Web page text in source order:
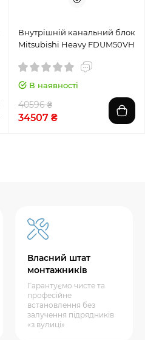
Внутрішній канальний блок
Mitsubishi Heavy FDUM50VH
В наявності
40596 ₴
34507 ₴
Власний штат
монтажників
Гарантуємо чисте та
професійне
встановлення без
залучення підрядників
«з вулиці»